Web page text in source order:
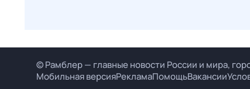
© Рамблер — главные новости России и мира,
Мобильная версияРекламаПомощьВакансии